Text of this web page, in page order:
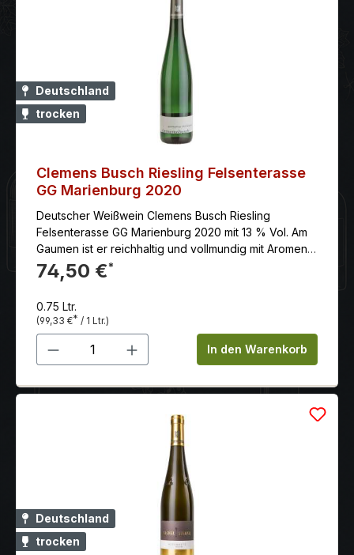
Deutschland
trocken
Clemens Busch Riesling Felsenterasse
GG Marienburg 2020
Deutscher Weißwein Clemens Busch Riesling
Felsenterasse GG Marienburg 2020 mit 13 % Vol. Am
Gaumen ist er reichhaltig und vollmundig mit Aromen
von Limettenschale, Zitrone, Apfel und Mineralien.
Der Wein hat einen langen, anhaltenden Abgang.
74,50 €*
0.75 Ltr.
(99,33 €* / 1 Ltr.)
Produkt Anzahl: Gib denIn den Warenkorb
Deutschland
trocken